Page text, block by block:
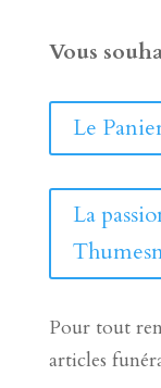
Vous
Le
La
Pour tout
articles